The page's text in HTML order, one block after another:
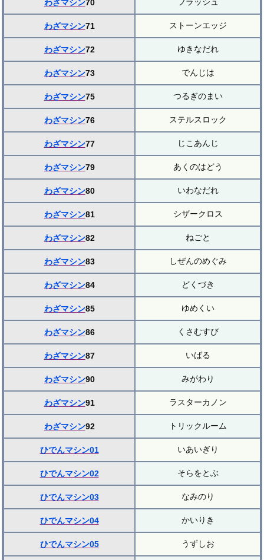
わざマシン70 フラッシュ
わざマシン71 ストーンエッジ
わざマシン72 ゆきなだれ
わざマシン73 でんじは
わざマシン75 つるぎのまい
わざマシン76 ステルスロック
わざマシン77 じこあんじ
わざマシン79 あくのはどう
わざマシン80 いわなだれ
わざマシン81 シザークロス
わざマシン82 ねごと
わざマシン83 しぜんのめぐみ
わざマシン84 どくづき
わざマシン85 ゆめくい
わざマシン86 くさむすび
わざマシン87 いばる
わざマシン90 みがわり
わざマシン91 ラスターカノン
わざマシン92 トリックルーム
ひでんマシン01 いあいぎり
ひでんマシン02 そらをとぶ
ひでんマシン03 なみのり
ひでんマシン04 かいりき
ひでんマシン05 うずしお